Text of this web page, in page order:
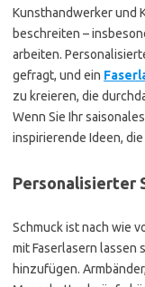
Kunsthandwerker und
beschreiten –
arbeiten.
gefragt, und ein
zu kreieren, die
Wenn Sie Ihr
inspirierende Ideen,
Personalisierter
Schmuck ist nach wie
mit Faserlasern lassen
hinzufügen.